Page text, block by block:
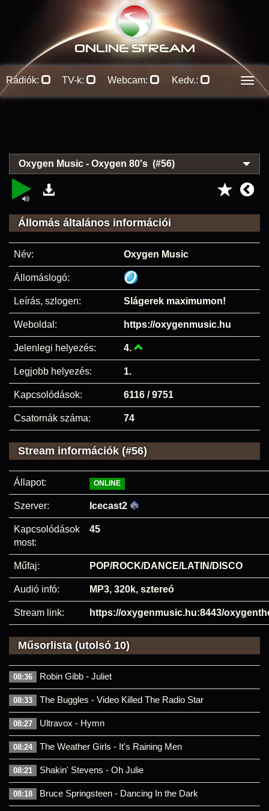
ONLINE STREAM
Rádiók: TV-k: Webcam: Kedv.:
Oxygen Music - Oxygen 80's (#56)
Állomás általános információi
Név: Oxygen Music
Állomáslogó:
Leírás, szlogen: Slágerek maximumon!
Weboldal: https://oxygenmusic.hu
Jelenlegi helyezés: 4.
Legjobb helyezés: 1.
Kapcsolódások: 6116 / 9751
Csatornák száma: 74
Stream információk (#56)
Állapot: ONLINE
Szerver: Icecast2
Kapcsolódások
most:
45
Műfaj: POP/ROCK/DANCE/LATIN/DISCO
Audió infó: MP3, 320k, sztereó
Stream link: https://oxygenmusic.hu:8443/
Műsorlista (utolsó 10)
08:36 Robin Gibb - Juliet
08:33 The Buggles - Video Killed The Radio Star
08:27 Ultravox - Hymn
08:24 The Weather Girls - It's Raining Men
08:21 Shakin' Stevens - Oh Julie
08:18 Bruce Springsteen - Dancing In the Dark